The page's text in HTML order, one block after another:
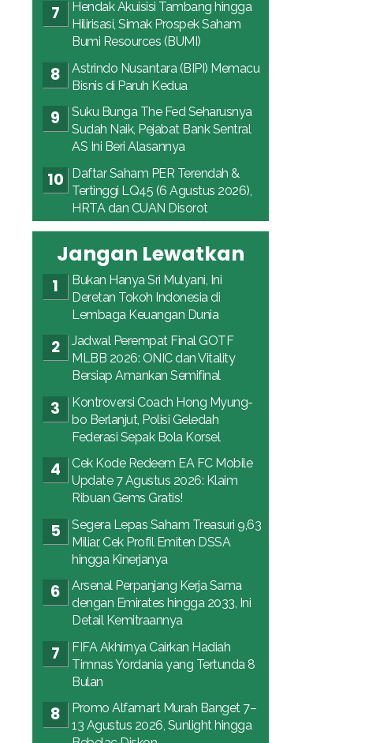
Hendak Akuisisi Tambang hingga
Hilirisasi, Simak Prospek Saham
Bumi Resources (BUMI)
Astrindo Nusantara (BIPI) Memacu
Bisnis di Paruh Kedua
Suku Bunga The Fed Seharusnya
Sudah Naik, Pejabat Bank Sentral
AS Ini Beri Alasannya
Daftar Saham PER Terendah &
Tertinggi LQ45 (6 Agustus 2026),
HRTA dan CUAN Disorot
Jangan Lewatkan
Bukan Hanya Sri Mulyani, Ini
Deretan Tokoh Indonesia di
Lembaga Keuangan Dunia
Jadwal Perempat Final GOTF
MLBB 2026: ONIC dan Vitality
Bersiap Amankan Semifinal
Kontroversi Coach Hong Myung-
bo Berlanjut, Polisi Geledah
Federasi Sepak Bola Korsel
Cek Kode Redeem EA FC Mobile
Update 7 Agustus 2026: Klaim
Ribuan Gems Gratis!
Segera Lepas Saham Treasuri 9,63
Miliar, Cek Profil Emiten DSSA
hingga Kinerjanya
Arsenal Perpanjang Kerja Sama
dengan Emirates hingga 2033, Ini
Detail Kemitraannya
FIFA Akhirnya Cairkan Hadiah
Timnas Yordania yang Tertunda 8
Bulan
Promo Alfamart Murah Banget 7–
13 Agustus 2026, Sunlight hingga